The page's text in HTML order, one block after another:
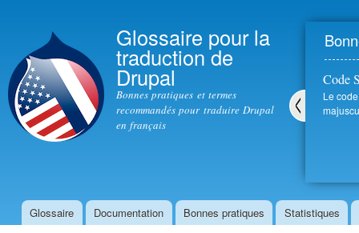
Glossaire pour la
traduction de
Drupal
Bonnes pratiques et termes
recommandés pour traduire Drupal
en français
Code
Le
Menu principal
Glossaire Documentation Bonnes pratiques Statistiques